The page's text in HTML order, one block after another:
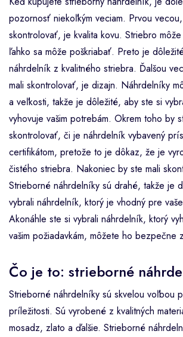
pozornosť niekoľkým veciam. Prvou
skontrolovať, je kvalita kovu. Striebro
ľahko sa môže poškriabať. Preto je
náhrdelník z kvalitného striebra. Ďalšou
mali skontrolovať, je dizajn. Náhrdelníky
a veľkosti, takže je dôležité, aby ste si
vyhovuje vašim potrebám. Okrem toho by
skontrolovať, či je náhrdelník vybavený
certifikátom, pretože to je dôkaz, že je
čistého striebra. Nakoniec by ste mali
Strieborné náhrdelníky sú drahé, takže je
vybrali náhrdelník, ktorý je vhodný pre
Akonáhle ste si vybrali náhrdelník, ktorý
vašim požiadavkám, môžete ho bezpečne
Čo je to: strieborné
Strieborné náhrdelníky sú skvelou voľbou
príležitosti. Sú vyrobené z kvalitných
mosadz, zlato a ďalšie. Strieborné